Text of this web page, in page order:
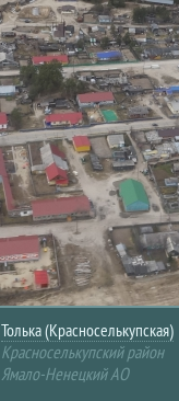
Толька (Красноселькупская)
Красноселькупский район
Ямало-Ненецкий АО